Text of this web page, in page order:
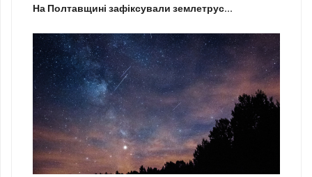
На Полтавщині зафіксували землетрус...